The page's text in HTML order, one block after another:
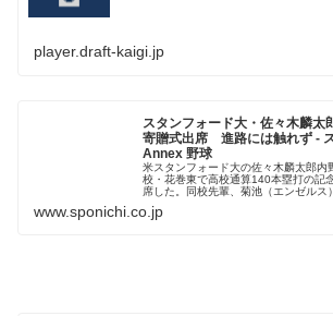
player.draft-kaigi.jp
スタンフォード大・佐々木麟
寄贈式出席 進路には触れず -
Annex 野球
米スタンフォード大の佐々木麟太郎内
校・花巻東で高校通算140本塁打の記
席した。同校先輩、菊池（エンゼルス
www.sponichi.co.jp